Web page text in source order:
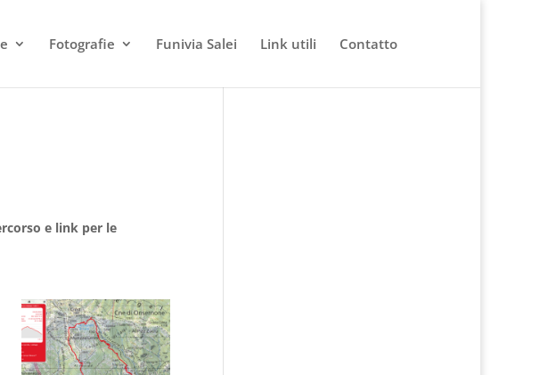
Fotografie Funivia Salei Link utili Contatto
e link per le